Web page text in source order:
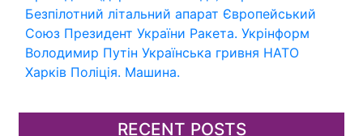
Безпілотний літальний апарат Європейський
Союз Президент України Ракета. Укрінформ
Володимир Путін Українська гривня НАТО
Харків Поліція. Машина.
RECENT POSTS